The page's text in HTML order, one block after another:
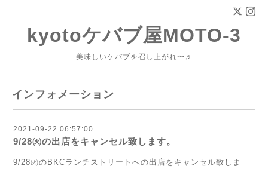
kyotoケバブ屋MOTO-3
美味しいケバブを召し上がれ〜♬
インフォメーション
2021-09-22 06:57:00
9/28㈫の出店をキャンセル致します。
9/28㈫のBKCランチストリートへの出店をキャンセル致しま